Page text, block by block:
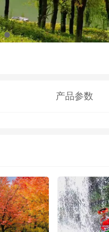
产品参数